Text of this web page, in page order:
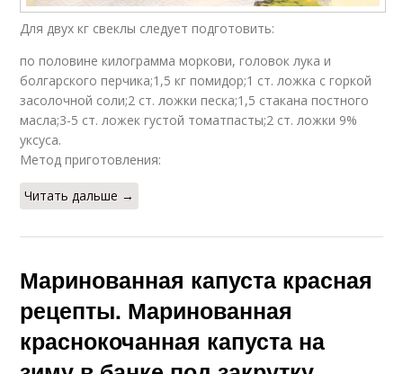
Для двух кг свеклы следует подготовить:
по половине килограмма моркови, головок лука и
болгарского перчика;1,5 кг помидор;1 ст. ложка с горкой
засолочной соли;2 ст. ложки песка;1,5 стакана постного
масла;3-5 ст. ложек густой томатпасты;2 ст. ложки 9%
уксуса.
Метод приготовления:
Читать дальше →
Маринованная капуста красная
рецепты. Маринованная
краснокочанная капуста на